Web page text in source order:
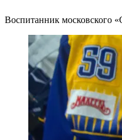
Воспитанник московского